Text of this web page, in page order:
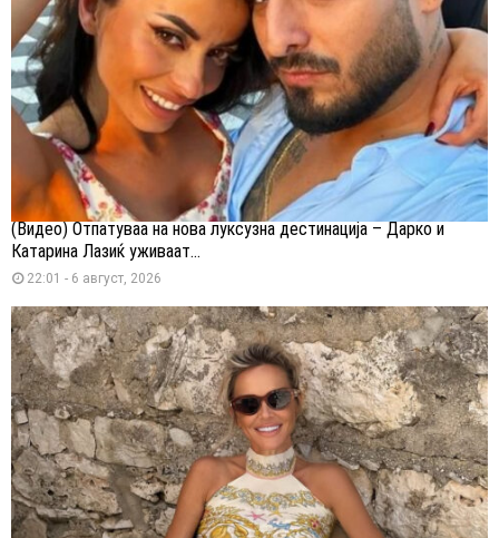
(Видео) Отпатуваа на нова луксузна дестинација – Дарко и
Катарина Лазиќ уживаат...
22:01 - 6 август, 2026